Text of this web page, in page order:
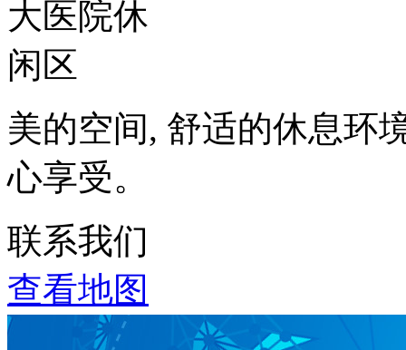
美的空间, 舒适的休息环
心享受。
联系我们
查看地图